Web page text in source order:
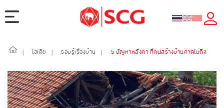
| ไอเดีย | รอบรู้เรื่องบ้าน | 5 ปัญหาหลังคา ที่คนสร้างบ้านคาดไม่ถึง